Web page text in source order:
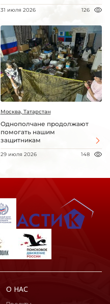
31 июля 2026 126
Москва, Татарстан
Однополчане продолжают
помогать нашим
защитникам
29 июля 2026 148
О НАС